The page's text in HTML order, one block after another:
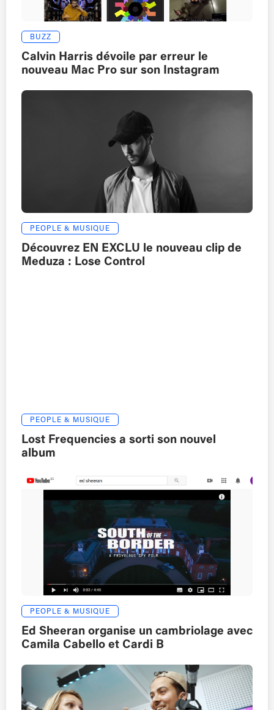
BUZZ
Calvin Harris dévoile par erreur le
nouveau Mac Pro sur son Instagram
PEOPLE & MUSIQUE
Découvrez EN EXCLU le nouveau clip de
Meduza : Lose Control
PEOPLE & MUSIQUE
Lost Frequencies a sorti son nouvel
album
PEOPLE & MUSIQUE
Ed Sheeran organise un cambriolage avec
Camila Cabello et Cardi B